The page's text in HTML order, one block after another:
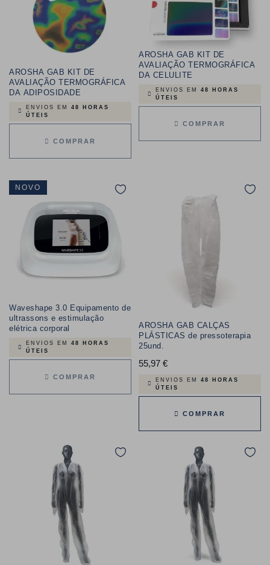
AROSHA GAB KIT DE
AVALIAÇÃO TERMOGRÁFICA
DA ADIPOSIDADE
ENVIOS EM 48 HORAS
ÚTEIS
COMPRAR
AROSHA GAB KIT DE
AVALIAÇÃO TERMOGRÁFICA
DA CELULITE
ENVIOS EM 48 HORAS
ÚTEIS
COMPRAR
NOVO
Waveshape 3.0 Equipamento de
ultrassons e estimulação
elétrica corporal
ENVIOS EM 48 HORAS
ÚTEIS
COMPRAR
AROSHA GAB CALÇAS
PLÁSTICAS de pressoterapia
25und.
55,97 €Preço
ENVIOS EM 48 HORAS
ÚTEIS
COMPRAR